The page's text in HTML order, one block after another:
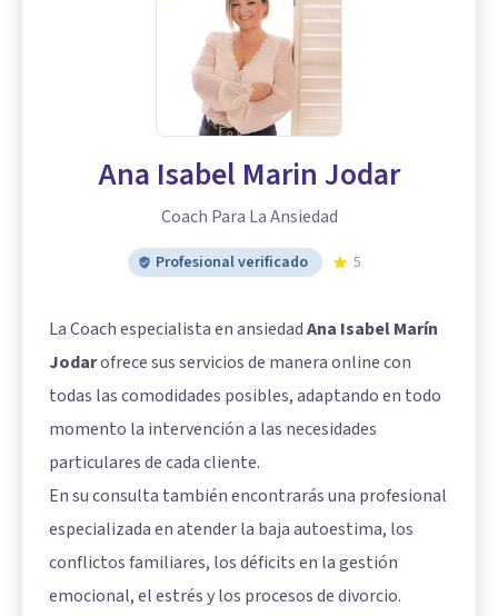
Ana Isabel Marin Jodar
Coach Para La Ansiedad
Profesional verificado 5
La Coach especialista en ansiedadAna Isabel Marín
Jodarofrece sus servicios de manera online con
todas las comodidades posibles, adaptando en todo
momento la intervención a las necesidades
particulares de cada cliente.
En su consulta también encontrarás una profesional
especializada en atender la baja autoestima, los
conflictos familiares, los déficits en la gestión
emocional, el estrés y los procesos de divorcio.